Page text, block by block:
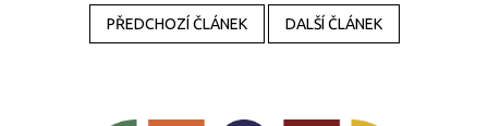
PŘEDCHOZÍ ČLÁNEK DALŠÍ ČLÁNEK